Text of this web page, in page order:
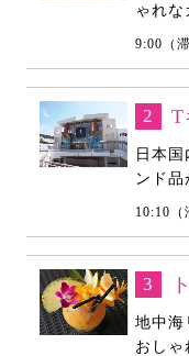
ゃれな
9:00（
2 T
日本
ンド
10:10（
3
地中海
おしゃ